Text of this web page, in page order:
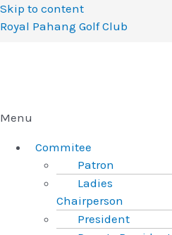
Skip to content
Royal Pahang Golf Club
Menu
Commitee
Patron
Ladies
Chairperson
President